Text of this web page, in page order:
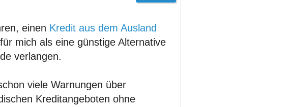
einen Kredit aus dem Ausland
mich als eine günstige Alternative
verlangen.
viele Warnungen über
Kreditangeboten ohne